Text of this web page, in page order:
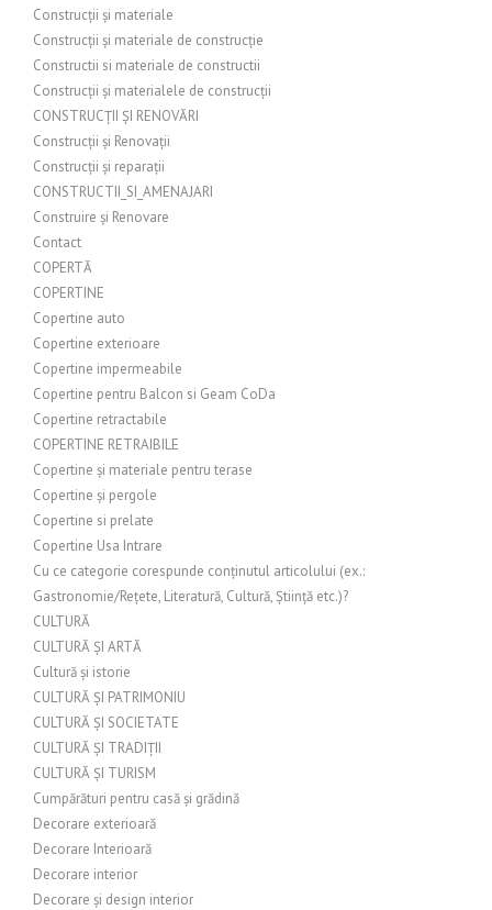
Construcții și materiale
Construcții și materiale de construcție
Constructii si materiale de constructii
Construcții și materialele de construcții
CONSTRUCȚII ȘI RENOVĂRI
Construcții și Renovații
Construcții și reparații
CONSTRUCTII_SI_AMENAJARI
Construire și Renovare
Contact
COPERTĂ
COPERTINE
Copertine auto
Copertine exterioare
Copertine impermeabile
Copertine pentru Balcon si Geam CoDa
Copertine retractabile
COPERTINE RETRAIBILE
Copertine și materiale pentru terase
Copertine și pergole
Copertine si prelate
Copertine Usa Intrare
Cu ce categorie corespunde conținutul articolului (ex.:
Gastronomie/Rețete, Literatură, Cultură, Știință etc.)?
CULTURĂ
CULTURĂ ȘI ARTĂ
Cultură și istorie
CULTURĂ ȘI PATRIMONIU
CULTURĂ ȘI SOCIETATE
CULTURĂ ȘI TRADIȚII
CULTURĂ ȘI TURISM
Cumpărături pentru casă și grădină
Decorare exterioară
Decorare Interioară
Decorare interior
Decorare și design interior